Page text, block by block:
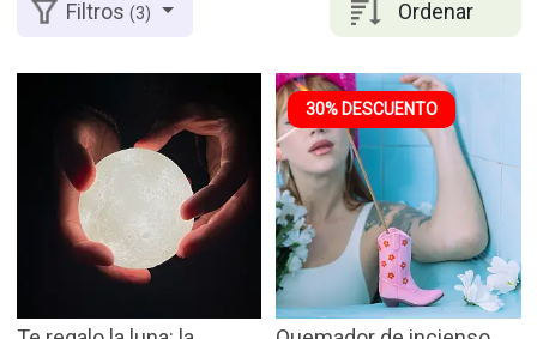
Ordenar
Filtros(3)
30% DESCUENTO